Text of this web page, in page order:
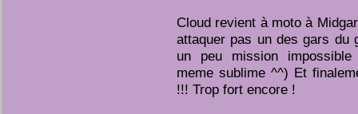
Cloud revient à moto à
attaquer pas un des gars du
un peu mission
meme sublime ^^) Et
!!! Trop fort encore !